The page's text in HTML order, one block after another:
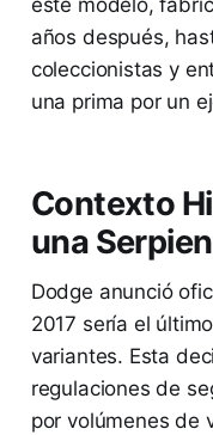
este modelo,
años después,
coleccionistas y
una prima por un
Contexto
una
Dodge anunció
2017 sería el
variantes. Esta
regulaciones de
por volúmenes de